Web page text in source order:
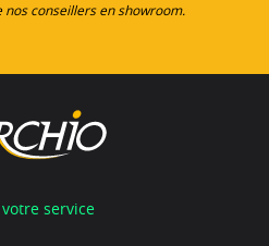
conseillers en showroom.
service